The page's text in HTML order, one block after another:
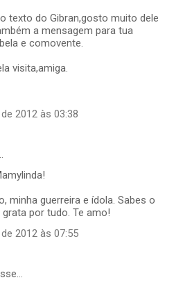
texto do Gibran,gosto muito dele
a mensagem para tua
e comovente.
visita,amiga.
2012 às 03:38
minha guerreira e ídola. Sabes o
por tudo. Te amo!
2012 às 07:55